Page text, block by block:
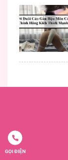
GỌI ĐIỆN